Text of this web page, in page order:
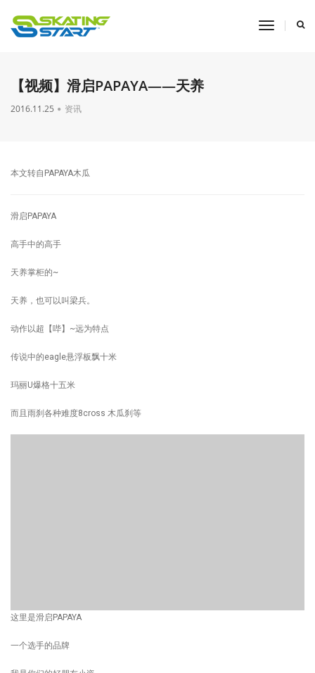
toggle
【视频】滑启PAPAYA——天养
2016.11.25 资讯
本文转自PAPAYA木瓜
滑启PAPAYA
高手中的高手
天养掌柜的~
天养，也可以叫梁兵。
动作以超【哔】~远为特点
传说中的eagle悬浮板飘十米
玛丽U爆格十五米
而且雨刹各种难度8cross 木瓜刹等
这里是滑启PAPAYA
一个选手的品牌